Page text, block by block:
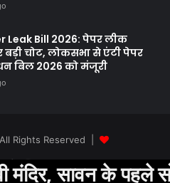
Leak Bill 2026: पेपर लीक
बड़ी चोट, लोकसभा से एंटी पेपर
बिल 2026 को मंजूरी
Rights Reserved |
TwitterYouTube
के पहले सोमवार